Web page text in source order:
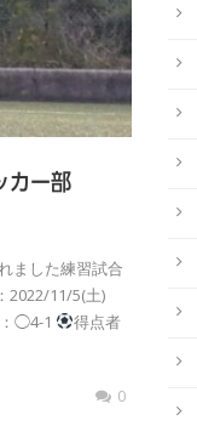
カー部
ました練習試合
2022/11/5(土)
◯4-1
得点者
0